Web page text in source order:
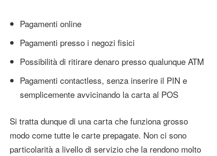
Pagamenti online
Pagamenti presso i negozi fisici
Possibilità di ritirare denaro presso qualunque ATM
Pagamenti contactless, senza inserire il PIN e
semplicemente avvicinando la carta al POS
Si tratta dunque di una carta che funziona grosso
modo come tutte le carte prepagate. Non ci sono
particolarità a livello di servizio che la rendono molto